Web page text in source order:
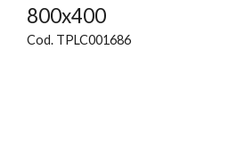
800x400
Cod. TPLC001686